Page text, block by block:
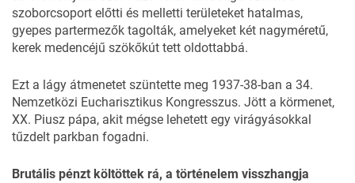
szoborcsoport előtti és melletti területeket hatalmas,
gyepes partermezők tagolták, amelyeket két nagyméretű,
kerek medencéjű szökőkút tett oldottabbá.
Ezt a lágy átmenetet szüntette meg 1937-38-ban a 34.
Nemzetközi Eucharisztikus Kongresszus. Jött a körmenet,
XX. Piusz pápa, akit mégse lehetett egy virágyásokkal
tűzdelt parkban fogadni.
Brutális pénzt költöttek rá, a történelem visszhangja